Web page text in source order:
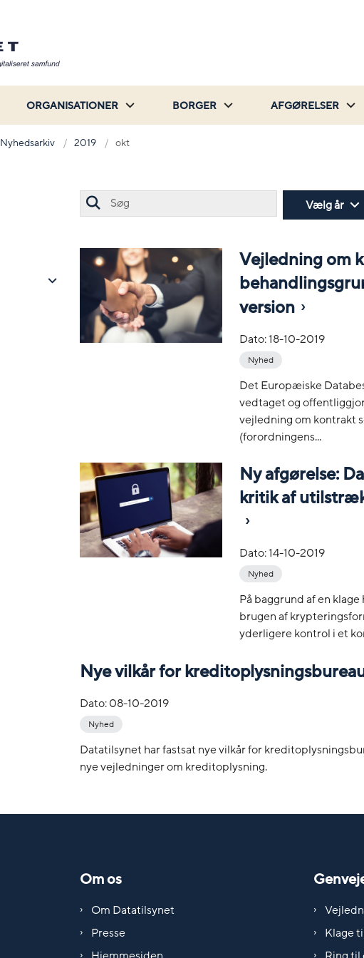
ORGANISATIONER BORGER AFGØRELSER
Nyhedsarkiv 2019 okt
Vælg år
Vejledning om
version
Dato:18-10-2019
Nyhed
Det Europæiske
vedtaget og
vejledning om kontrakt
(forordningens...
Ny afgørelse:
kritik af
Dato:14-10-2019
Nyhed
På baggrund af en
brugen af
yderligere kontrol i et
Nye vilkår for
Dato:08-10-2019
Nyhed
Datatilsynet har fastsat nye vilkår for
nye vejledninger om kreditoplysning.
Om os
Om Datatilsynet
Presse
Klage